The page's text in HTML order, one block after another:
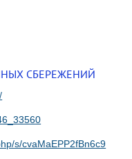
СБЕРЕЖЕНИЙ
s/cvaMaEPP2fBn6c9